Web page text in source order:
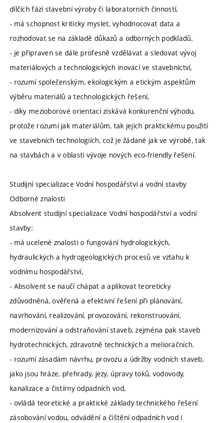
dílčích fází stavební výroby či laboratorních činností,
- má schopnost kriticky myslet, vyhodnocovat data a
rozhodovat se na základě důkazů a odborných podkladů,
- je připraven se dále profesně vzdělávat a sledovat vývoj
materiálových a technologických inovací ve stavebnictví,
- rozumí společenským, ekologickým a etickým aspektům
výběru materiálů a technologických řešení,
- díky mezioborové orientaci získává konkurenční výhodu,
protože rozumí jak materiálům, tak jejich praktickému použití
ve stavebních technologiích, což je žádané jak ve výrobě, tak
na stavbách a v oblasti vývoje nových eco-friendly řešení.
Studijní specializace Vodní hospodářství a vodní stavby
Odborné znalosti
Absolvent studijní specializace Vodní hospodářství a vodní
stavby:
- má ucelené znalosti o fungování hydrologických,
hydraulických a hydrogeologických procesů ve vztahu k
vodnímu hospodářství,
- Absolvent se naučí chápat a aplikovat teoreticky
zdůvodněná, ověřená a efektivní řešení při plánování,
navrhování, realizování, provozování, rekonstruování,
modernizování a odstraňování staveb, zejména pak staveb
hydrotechnických, zdravotně technických a melioračních.
- rozumí zásadám návrhu, provozu a údržby vodních staveb,
jako jsou hráze, přehrady, jezy, úpravy toků, vodovody,
kanalizace a čistírny odpadních vod,
- ovládá teoretické a praktické základy technického řešení
zásobování vodou, odvádění a čištění odpadních vod i